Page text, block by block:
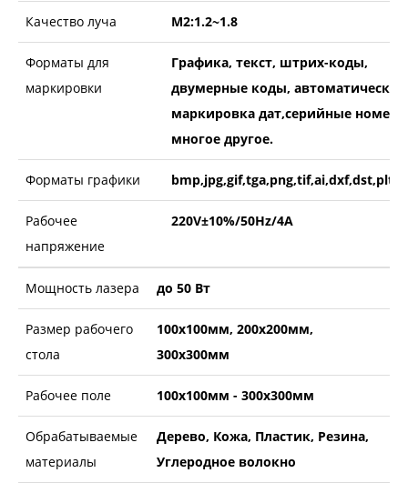
Качество луча M2:1.2~1.8
Форматы для
маркировки
Графика, текст, штрих-коды,
двумерные коды, автоматическая
маркировка дат,серийные
многое другое.
Форматы графики
Рабочее
напряжение
220V±10%/50Hz/4A
Мощность лазера до 50 Вт
Размер рабочего
стола
100х100мм, 200х200мм,
300х300мм
Рабочее поле 100х100мм - 300х300мм
Обрабатываемые
материалы
Дерево, Кожа, Пластик, Резина,
Углеродное волокно